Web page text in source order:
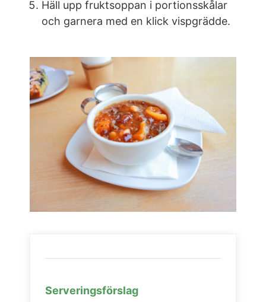
Häll upp fruktsoppan i portionsskålar
och garnera med en klick vispgrädde.
Serveringsförslag